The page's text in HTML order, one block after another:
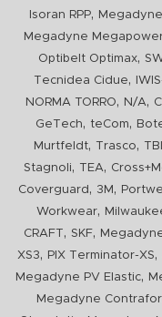
Isoran RPP,
Megadyne
Optibelt Optimax,
Tecnidea Cidue,
NORMA TORRO, N/A,
GeTech, teCom,
Murtfeldt, Trasco,
Stagnoli, TEA,
Coverguard , 3M ,
Workwear,
CRAFT, SKF,
XS3, PIX Terminator-XS,
Megadyne PV Elastic,
Megadyne Contrafor